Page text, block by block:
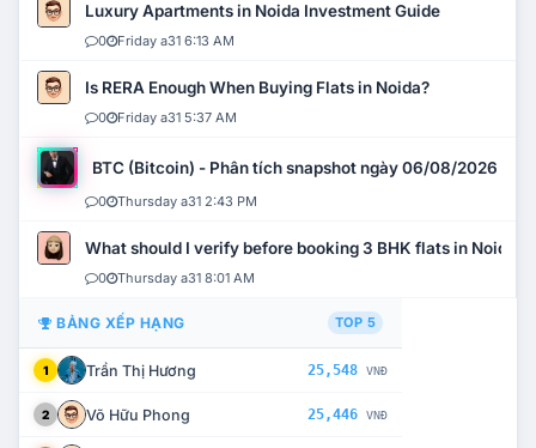
Luxury Apartments in Noida Investment Guide
0 Friday a31 6:13 AM
Is RERA Enough When Buying Flats in Noida?
0 Friday a31 5:37 AM
BTC (Bitcoin) - Phân tích snapshot ngày 06/08/2026
0 Thursday a31 2:43 PM
What should I verify before booking 3 BHK flats in Noida?
0 Thursday a31 8:01 AM
BẢNG XẾP HẠNG TOP 5
1 Trần Thị Hương 25,548 VNĐ
2 Võ Hữu Phong 25,446 VNĐ